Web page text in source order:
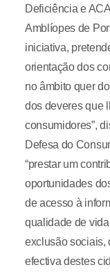
Deficiência e
Amblíopes de
iniciativa,
orientação dos
no âmbito quer
dos deveres que
consumidores”,
Defesa do
“prestar um
oportunidades
de acesso à
qualidade de
exclusão sociais,
efectiva destes